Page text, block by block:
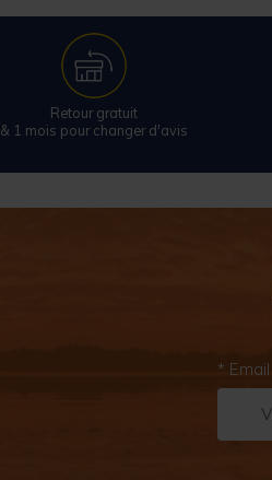
Retour gratuit
& 1 mois pour changer d'avis
* Email